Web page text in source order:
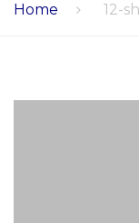
Home 12-